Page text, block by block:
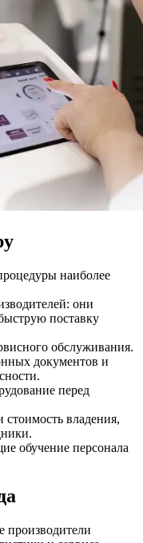
наиболее
они
поставку
обслуживания.
документов и
перед
владения,
обучение персонала
производители